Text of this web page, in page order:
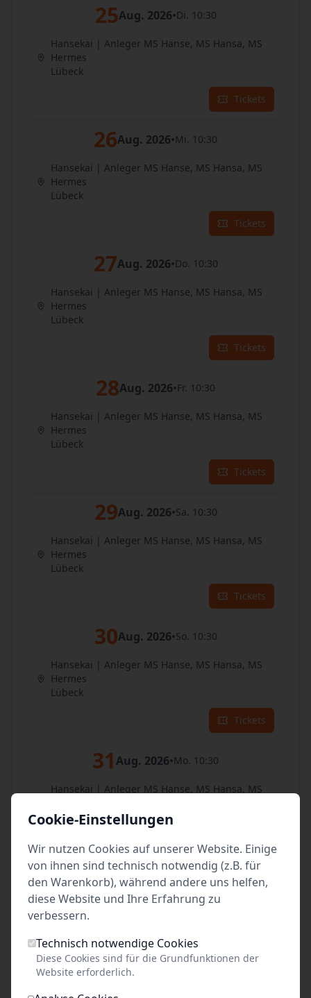
25Aug. 2026•Di. 10:30
Hansekai | Anleger MS Hanse, MS Hansa, MS
Hermes
Lübeck
Tickets
26Aug. 2026•Mi. 10:30
Hansekai | Anleger MS Hanse, MS Hansa, MS
Hermes
Lübeck
Tickets
27Aug. 2026•Do. 10:30
Hansekai | Anleger MS Hanse, MS Hansa, MS
Hermes
Lübeck
Tickets
28Aug. 2026•Fr. 10:30
Hansekai | Anleger MS Hanse, MS Hansa, MS
Hermes
Lübeck
Tickets
29Aug. 2026•Sa. 10:30
Hansekai | Anleger MS Hanse, MS Hansa, MS
Hermes
Lübeck
Tickets
30Aug. 2026•So. 10:30
Hansekai | Anleger MS Hanse, MS Hansa, MS
Hermes
Lübeck
Tickets
31 Aug. 2026•Mo. 10:30
Hansekai | Anleger MS Hanse, MS Hansa, MS
Lübeck
Tickets
im September 2026:
Hansekai | Anleger MS Hanse, MS Hansa, MS
Hermes
Cookie-Einstellungen
Wir nutzen Cookies auf unserer Website. Einige
von ihnen sind technisch notwendig (z.B. für
den Warenkorb), während andere uns helfen,
diese Website und Ihre Erfahrung zu
verbessern.
Technisch notwendige Cookies
Diese Cookies sind für die Grundfunktionen der
Website erforderlich.